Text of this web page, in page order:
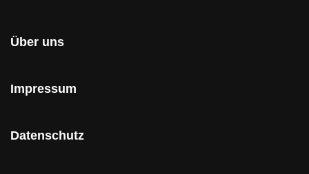
Über uns
Impressum
Datenschutz